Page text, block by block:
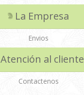
La Empresa
Envios
Atención al cliente
Contactenos